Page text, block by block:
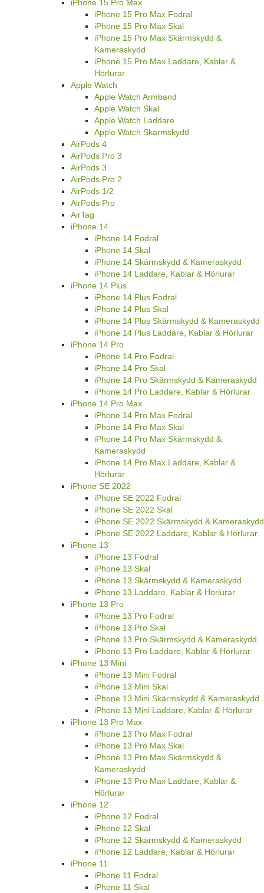
iPhone 15 Pro Max
iPhone 15 Pro Max Fodral
iPhone 15 Pro Max Skal
iPhone 15 Pro Max Skärmskydd &
Kameraskydd
iPhone 15 Pro Max Laddare, Kablar &
Hörlurar
Apple Watch
Apple Watch Armband
Apple Watch Skal
Apple Watch Laddare
Apple Watch Skärmskydd
AirPods 4
AirPods Pro 3
AirPods 3
AirPods Pro 2
AirPods 1/2
AirPods Pro
AirTag
iPhone 14
iPhone 14 Fodral
iPhone 14 Skal
iPhone 14 Skärmskydd & Kameraskydd
iPhone 14 Laddare, Kablar & Hörlurar
iPhone 14 Plus
iPhone 14 Plus Fodral
iPhone 14 Plus Skal
iPhone 14 Plus Skärmskydd & Kameraskydd
iPhone 14 Plus Laddare, Kablar & Hörlurar
iPhone 14 Pro
iPhone 14 Pro Fodral
iPhone 14 Pro Skal
iPhone 14 Pro Skärmskydd & Kameraskydd
iPhone 14 Pro Laddare, Kablar & Hörlurar
iPhone 14 Pro Max
iPhone 14 Pro Max Fodral
iPhone 14 Pro Max Skal
iPhone 14 Pro Max Skärmskydd &
Kameraskydd
iPhone 14 Pro Max Laddare, Kablar &
Hörlurar
iPhone SE 2022
iPhone SE 2022 Fodral
iPhone SE 2022 Skal
iPhone SE 2022 Skärmskydd & Kameraskydd
iPhone SE 2022 Laddare, Kablar & Hörlurar
iPhone 13
iPhone 13 Fodral
iPhone 13 Skal
iPhone 13 Skärmskydd & Kameraskydd
iPhone 13 Laddare, Kablar & Hörlurar
iPhone 13 Pro
iPhone 13 Pro Fodral
iPhone 13 Pro Skal
iPhone 13 Pro Skärmskydd & Kameraskydd
iPhone 13 Pro Laddare, Kablar & Hörlurar
iPhone 13 Mini
iPhone 13 Mini Fodral
iPhone 13 Mini Skal
iPhone 13 Mini Skärmskydd & Kameraskydd
iPhone 13 Mini Laddare, Kablar & Hörlurar
iPhone 13 Pro Max
iPhone 13 Pro Max Fodral
iPhone 13 Pro Max Skal
iPhone 13 Pro Max Skärmskydd &
Kameraskydd
iPhone 13 Pro Max Laddare, Kablar &
Hörlurar
iPhone 12
iPhone 12 Fodral
iPhone 12 Skal
iPhone 12 Skärmskydd & Kameraskydd
iPhone 12 Laddare, Kablar & Hörlurar
iPhone 11
iPhone 11 Fodral
iPhone 11 Skal